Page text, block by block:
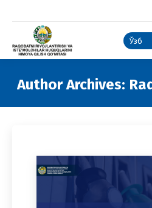
Ўзб
Author Archives: